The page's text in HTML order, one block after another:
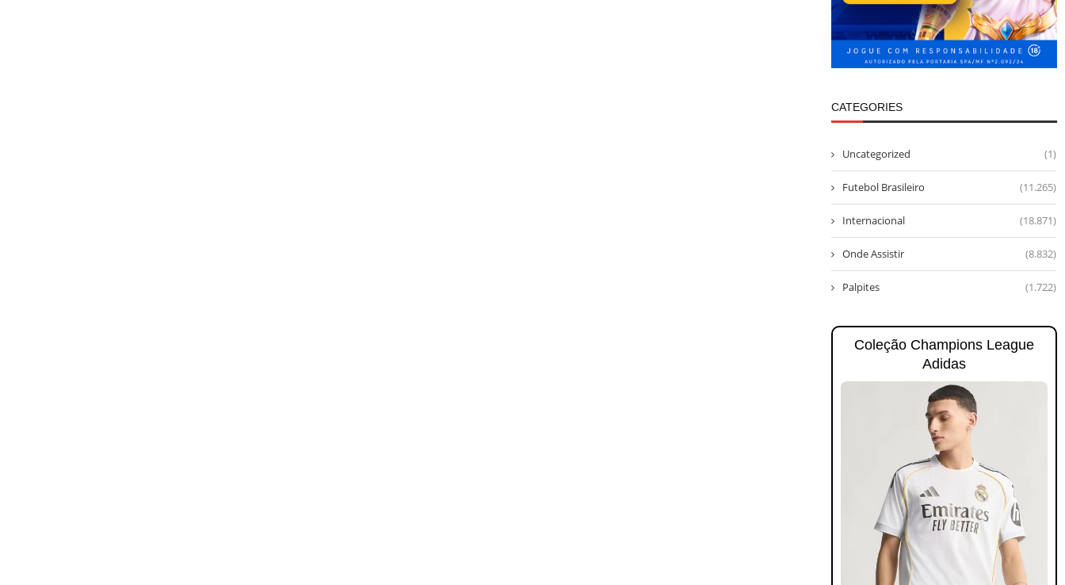
CATEGORIES
Uncategorized (1)
Futebol Brasileiro (11.265)
Internacional (18.871)
Onde Assistir (8.832)
Palpites (1.722)
Coleção Champions League
Adidas